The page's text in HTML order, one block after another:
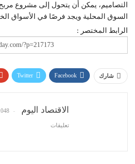
التصاميم، يمكن أن يتحول إلى مشروع
السوق المحلية ويجد فرصًا في الأسواق
الرابط المختصر :
شارك Facebook
Twitter
الاقتصاد اليوم 1048
تعليقات